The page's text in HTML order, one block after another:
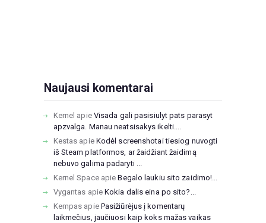
Naujausi komentarai
Kernel apie Visada gali pasisiulyt pats parasyt
apzvalga. Manau neatsisakys ikelti....
Kestas apie Kodėl screenshotai tiesiog nuvogti
iš Steam platformos, ar žaidžiant žaidimą
nebuvo galima padaryti ...
Kernel SpaceapieBegalo laukiu sito zaidimo!...
Vygantas apieKokia dalis eina po sito?...
Kempas apie Pasižiūrėjus į komentarų
laikmečius, jaučiuosi kaip koks mažas vaikas